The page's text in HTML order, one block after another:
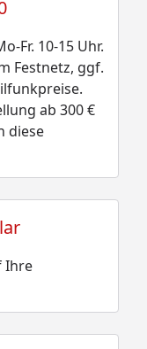
Fr. 10-15 Uhr.
Festnetz, ggf.
ab 300 €
diese
Ihre